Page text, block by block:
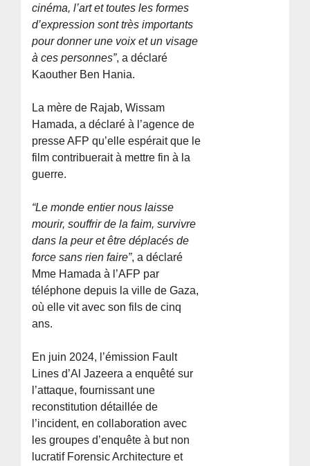
cinéma, l’art et toutes les formes
d’expression sont très importants
pour donner une voix et un visage
à ces personnes”, a déclaré
Kaouther Ben Hania.
La mère de Rajab, Wissam
Hamada, a déclaré à l’agence de
presse AFP qu’elle espérait que le
film contribuerait à mettre fin à la
guerre.
“Le monde entier nous laisse
mourir, souffrir de la faim, survivre
dans la peur et être déplacés de
force sans rien faire”, a déclaré
Mme Hamada à l’AFP par
téléphone depuis la ville de Gaza,
où elle vit avec son fils de cinq
ans.
En juin 2024, l’émission Fault
Lines d’Al Jazeera a enquêté sur
l’attaque, fournissant une
reconstitution détaillée de
l’incident, en collaboration avec
les groupes d’enquête à but non
lucratif Forensic Architecture et